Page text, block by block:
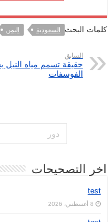
كلمات البحث السعودية اليمن
السابق
حقيقة تسمم مياه النيل
الفوسفات
اخر التصحيحات
test
8 أغسطس، 2026